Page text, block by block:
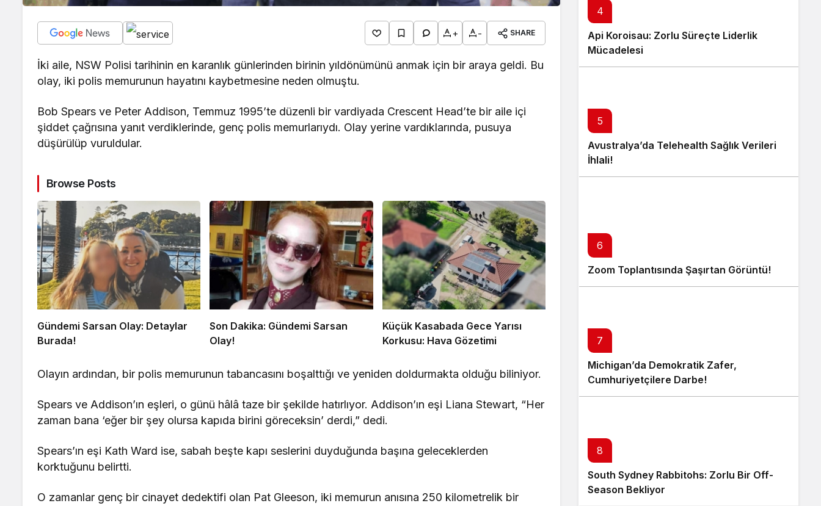
+ - SHARE
İki aile, NSW Polisi tarihinin en karanlık günlerinden birinin yıldönümünü anmak için bir araya geldi. Bu
olay, iki polis memurunun hayatını kaybetmesine neden olmuştu.
Bob Spears ve Peter Addison, Temmuz 1995’te düzenli bir vardiyada Crescent Head’te bir aile içi
şiddet çağrısına yanıt verdiklerinde, genç polis memurlarıydı. Olay yerine vardıklarında, pusuya
düşürülüp vuruldular.
Browse Posts
Gündemi Sarsan Olay: Detaylar
Burada!
Son Dakika: Gündemi Sarsan
Olay!
Küçük Kasabada Gece Yarısı
Korkusu: Hava Gözetimi
Olayın ardından, bir polis memurunun tabancasını boşalttığı ve yeniden doldurmakta olduğu biliniyor.
Spears ve Addison’ın eşleri, o günü hâlâ taze bir şekilde hatırlıyor. Addison’ın eşi Liana Stewart, “Her
zaman bana ‘eğer bir şey olursa kapıda birini göreceksin’ derdi,” dedi.
Spears’ın eşi Kath Ward ise, sabah beşte kapı seslerini duyduğunda başına geleceklerden
korktuğunu belirtti.
O zamanlar genç bir cinayet dedektifi olan Pat Gleeson, iki memurun anısına 250 kilometrelik bir
4
Api Koroisau: Zorlu Süreçte Liderlik
Mücadelesi
5
Avustralya’da Telehealth Sağlık Verileri
İhlali!
6
Zoom Toplantısında Şaşırtan Görüntü!
7
Michigan’da Demokratik Zafer,
Cumhuriyetçilere Darbe!
8
South Sydney Rabbitohs: Zorlu Bir Off-
Season Bekliyor